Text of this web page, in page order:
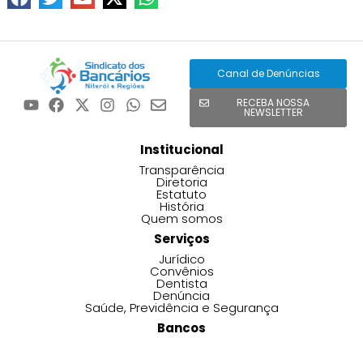
Canal de Denúncias
RECEBA NOSSA
NEWSLETTER
Institucional
Transparência
Diretoria
Estatuto
História
Quem somos
Serviços
Jurídico
Convênios
Dentista
Denúncia
Saúde, Previdência e Segurança
Bancos